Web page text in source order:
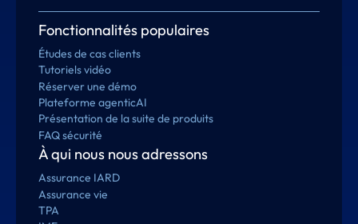
Fonctionnalités populaires
Études de cas clients
Tutoriels vidéo
Réserver une démo
Plateforme agenticAI
Présentation de la suite de produits
FAQ sécurité
À qui nous nous adressons
Assurance IARD
Assurance vie
TPA